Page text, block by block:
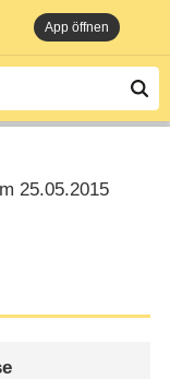
App öffnen
25.05.2015